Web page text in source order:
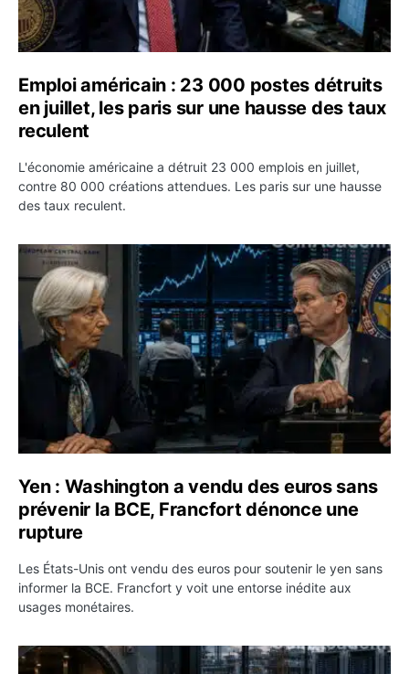
Emploi américain : 23 000 postes détruits
en juillet, les paris sur une hausse des taux
reculent
L'économie américaine a détruit 23 000 emplois en juillet,
contre 80 000 créations attendues. Les paris sur une hausse
des taux reculent.
Yen : Washington a vendu des euros sans prévenir la
Yen : Washington a vendu des euros sans
prévenir la BCE, Francfort dénonce une
rupture
Les États-Unis ont vendu des euros pour soutenir le yen sans
informer la BCE. Francfort y voit une entorse inédite aux
usages monétaires.
Jane Street négocie le transfert de 11 milliards de